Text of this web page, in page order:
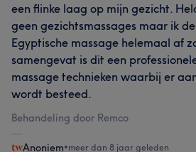
een flinke laag op mijn gezicht.
geen gezichtsmassages maar ik
Egyptische massage helemaal af
samengevat is dit een
massage technieken waarbij er
wordt besteed.
Behandeling door Remco
Anoniem•meer dan 8 jaar geleden